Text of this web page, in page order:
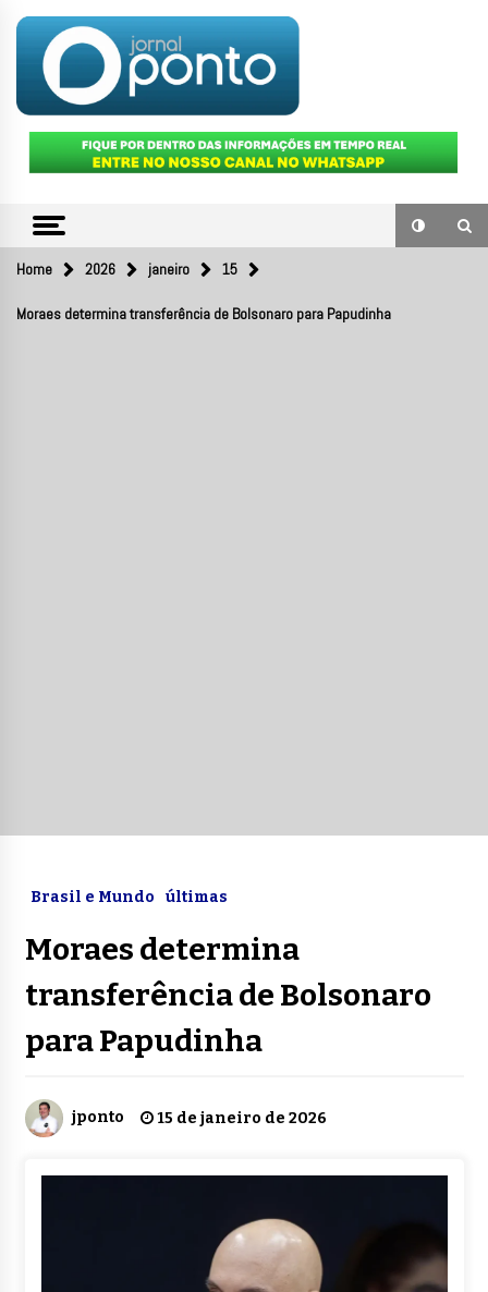
content
JORNAL
PONTO
Home 2026 janeiro 15
Moraes determina transferência de Bolsonaro para Papudinha
Brasil e Mundo últimas
Moraes determina
transferência de Bolsonaro
para Papudinha
jponto 15 de janeiro de 2026